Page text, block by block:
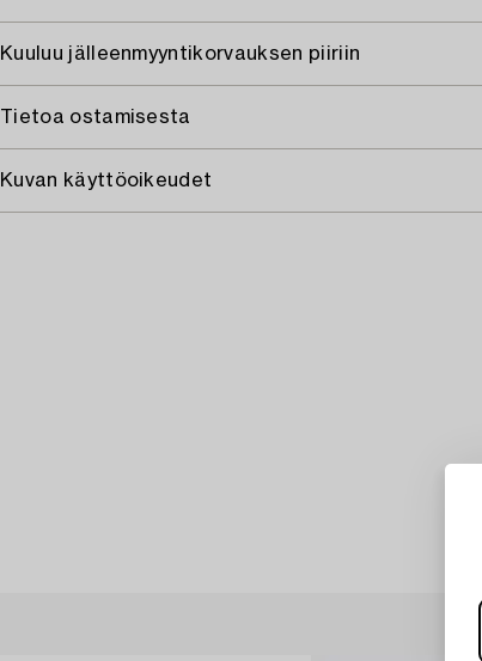
Kuuluu jälleenmyyntikorvauksen piiriin
Tietoa ostamisesta
Kuvan käyttöoikeudet